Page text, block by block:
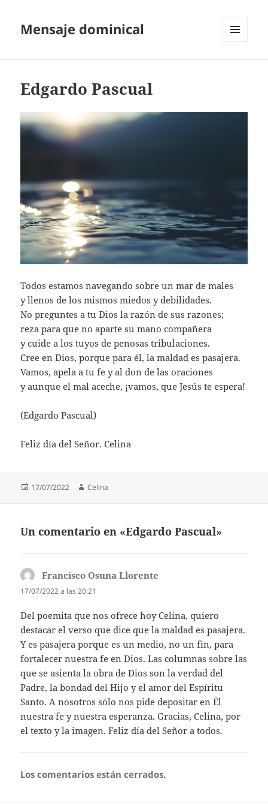
Mensaje dominical
Edgardo Pascual
Todos estamos navegando sobre un mar de males
y llenos de los mismos miedos y debilidades.
No preguntes a tu Dios la razón de sus razones;
reza para que no aparte su mano compañera
y cuide a los tuyos de penosas tribulaciones.
Cree en Dios, porque para él, la maldad es pasajera.
Vamos, apela a tu fe y al don de las oraciones
y aunque el mal aceche, ¡vamos, que Jesús te espera!
(Edgardo Pascual)
Feliz día del Señor. Celina
Publicado
17/07/2022 Autor
Celina
Un comentario en «Edgardo Pascual»
Francisco Osuna Llorente
17/07/2022 a las 20:21
Del poemita que nos ofrece hoy Celina, quiero
destacar el verso que dice que la maldad es pasajera.
Y es pasajera porque es un medio, no un fin, para
fortalecer nuestra fe en Dios. Las columnas sobre las
que se asienta la obra de Dios son la verdad del
Padre, la bondad del Hijo y el amor del Espíritu
Santo. A nosotros sólo nos pide depositar en Él
nuestra fe y nuestra esperanza. Gracias, Celina, por
el texto y la imagen. Feliz día del Señor a todos.
Los comentarios están cerrados.